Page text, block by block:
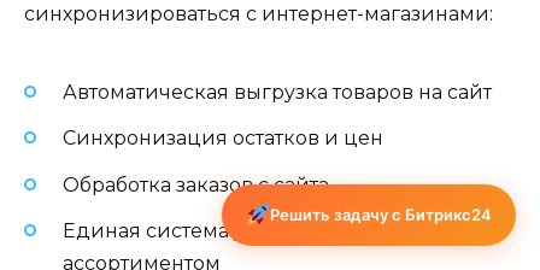
синхронизироваться с интернет-магазинами:
Автоматическая выгрузка товаров на сайт
Синхронизация остатков и цен
Обработка заказов с сайта
Единая система управления
ассортиментом
Решить задачу с Битрикс24